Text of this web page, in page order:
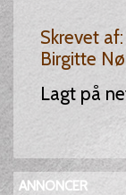
Skrevet af:
Birgitte
Lagt på
ANNONCER